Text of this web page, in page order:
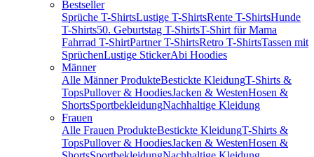
Bestseller
Sprüche T-ShirtsLustige T-ShirtsRente T-ShirtsHunde
T-Shirts50. Geburtstag T-ShirtsT-Shirt für Mama
Fahrrad T-ShirtPartner T-ShirtsRetro T-ShirtsTassen mit
SprüchenLustige StickerAbi Hoodies
Männer
Alle Männer ProdukteBestickte KleidungT-Shirts &
TopsPullover & HoodiesJacken & WestenHosen &
ShortsSportbekleidungNachhaltige Kleidung
Frauen
Alle Frauen ProdukteBestickte KleidungT-Shirts &
TopsPullover & HoodiesJacken & WestenHosen &